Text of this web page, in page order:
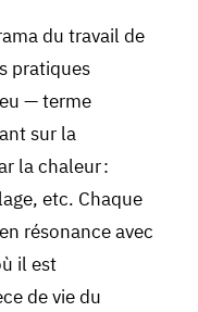
du travail de
pratiques
— terme
sur la
la chaleur :
etc. Chaque
résonance avec
il est
de vie du